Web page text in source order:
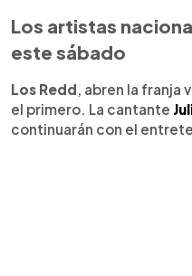
Los artistas
este sábado
Los Redd , abren la franja
el primero. La cantante
continuarán con el